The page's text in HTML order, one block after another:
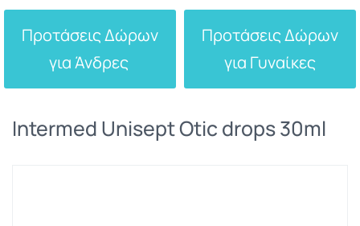
Προτάσεις Δώρων
για Άνδρες
Προτάσεις Δώρων
για Γυναίκες
Intermed Unisept Otic drops 30ml